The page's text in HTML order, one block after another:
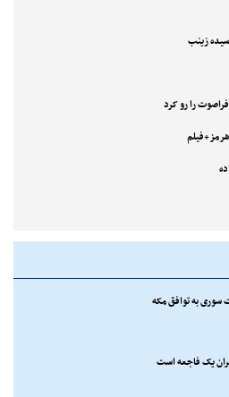
زینب
را رو کرد
سوری به توافق مکه
یک فاجعه است